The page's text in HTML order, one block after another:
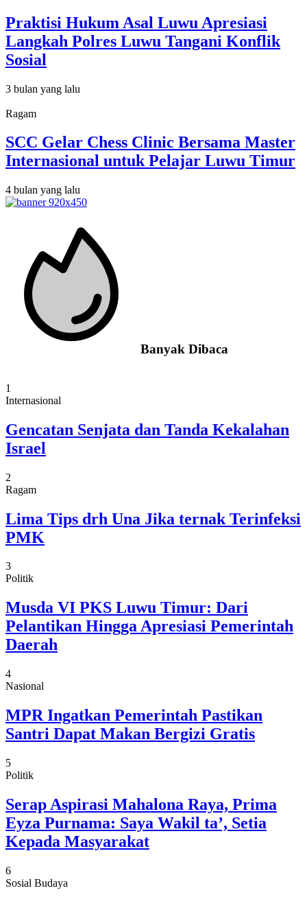
Praktisi Hukum Asal Luwu Apresiasi
Langkah Polres Luwu Tangani Konflik
Sosial
3 bulan yang lalu
Ragam
SCC Gelar Chess Clinic Bersama Master
Internasional untuk Pelajar Luwu Timur
4 bulan yang lalu
Banyak Dibaca
1
Internasional
Gencatan Senjata dan Tanda Kekalahan
Israel
2
Ragam
Lima Tips drh Una Jika ternak Terinfeksi
PMK
3
Politik
Musda VI PKS Luwu Timur: Dari
Pelantikan Hingga Apresiasi Pemerintah
Daerah
4
Nasional
MPR Ingatkan Pemerintah Pastikan
Santri Dapat Makan Bergizi Gratis
5
Politik
Serap Aspirasi Mahalona Raya, Prima
Eyza Purnama: Saya Wakil ta’, Setia
Kepada Masyarakat
6
Sosial Budaya